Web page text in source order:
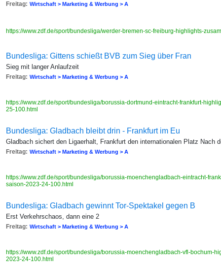
Freitag: Wirtschaft > Marketing & Werbung > A
https://www.zdf.de/sport/bundesliga/werder-bremen-sc-freiburg-highlights-
Bundesliga: Gittens schießt BVB zum Sieg über Fran
Sieg mit langer Anlaufzeit
Freitag: Wirtschaft > Marketing & Werbung > A
https://www.zdf.de/sport/bundesliga/borussia-dortmund-eintracht-frankfurt-
25-100.html
Bundesliga: Gladbach bleibt drin - Frankfurt im Eu
Gladbach sichert den Ligaerhalt, Frankfurt den internationalen Platz Nach
Freitag: Wirtschaft > Marketing & Werbung > A
https://www.zdf.de/sport/bundesliga/borussia-moenchengladbach-eintracht-
saison-2023-24-100.html
Bundesliga: Gladbach gewinnt Tor-Spektakel gegen B
Erst Verkehrschaos, dann eine 2
Freitag: Wirtschaft > Marketing & Werbung > A
https://www.zdf.de/sport/bundesliga/borussia-moenchengladbach-vfl-bochum-
2023-24-100.html